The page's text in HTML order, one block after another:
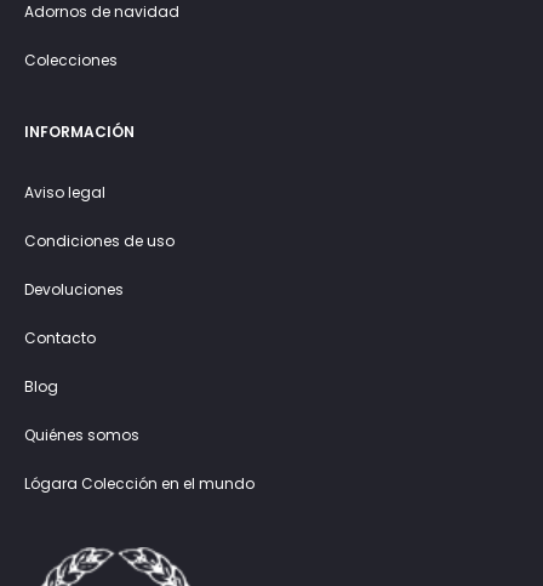
Adornos de navidad
Colecciones
INFORMACIÓN
Aviso legal
Condiciones de uso
Devoluciones
Contacto
Blog
Quiénes somos
Lógara Colección en el mundo